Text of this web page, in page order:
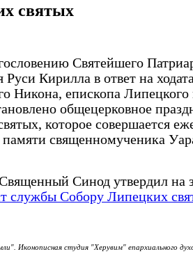
святых
Святейшего
Руси Кирилла в ответ на
Никона, епископа Липецкого
общецерковное
которое совершается
памяти священномученика
Синод утвердил на
службы Собору Липецких
Иконописная студия "Херувим" епархиального